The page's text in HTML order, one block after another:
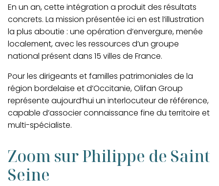
En un an, cette intégration a produit des résultats
concrets. La mission présentée ici en est l’illustration
la plus aboutie : une opération d’envergure, menée
localement, avec les ressources d’un groupe
national présent dans 15 villes de France.
Pour les dirigeants et familles patrimoniales de la
région bordelaise et d’Occitanie, Olifan Group
représente aujourd’hui un interlocuteur de référence,
capable d’associer connaissance fine du territoire et
multi-spécialiste.
Zoom sur Philippe de Saint
Seine